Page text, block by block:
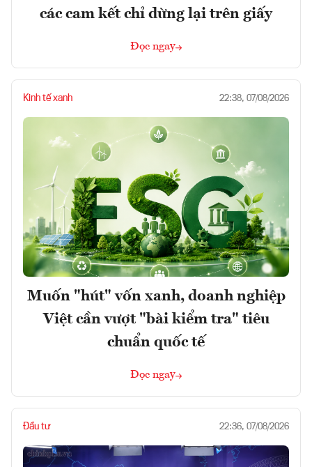
các cam kết chỉ dừng lại trên giấy
Đọc ngay
Kinh tế xanh 22:38, 07/08/2026
Muốn "hút" vốn xanh, doanh nghiệp
Việt cần vượt "bài kiểm tra" tiêu
chuẩn quốc tế
Đọc ngay
Đầu tư 22:36, 07/08/2026